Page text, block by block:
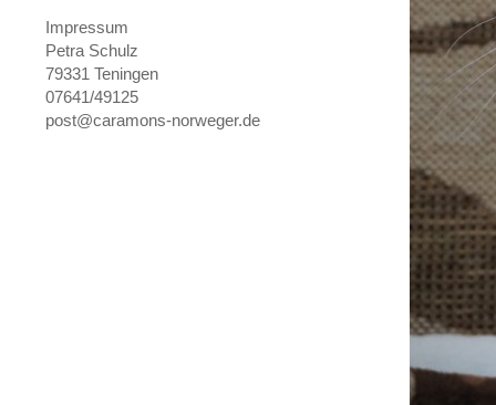
Impressum
Petra Schulz
79331 Teningen
07641/49125
post@caramons-norweger.de